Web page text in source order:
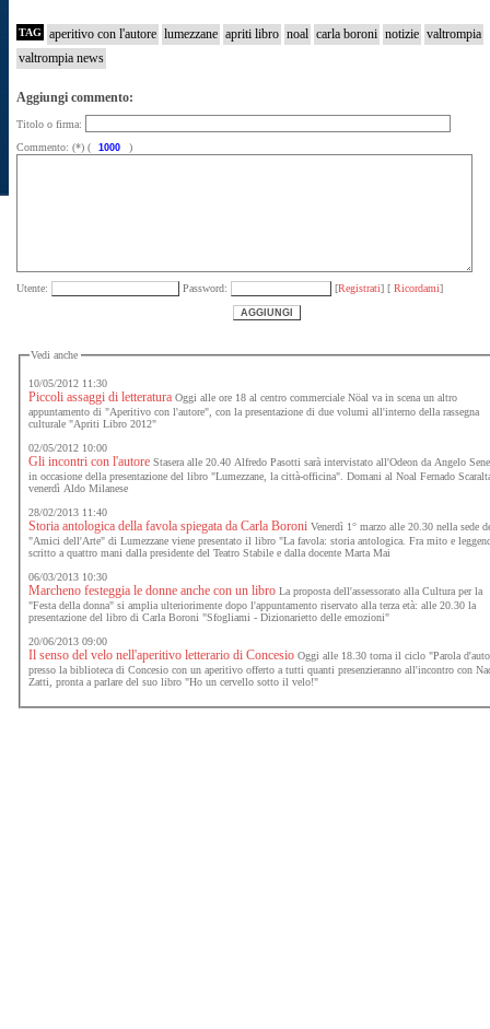
TAG aperitivo con l'autore lumezzane apriti libro noal carla boroni notizie valtrompia
valtrompia news
Aggiungi commento:
Titolo o firma:
Commento: (*) (
)
Utente: Password: [Registrati] [ Ricordami]
Vedi anche
10/05/2012 11:30
Piccoli assaggi di letteratura Oggi alle ore 18 al centro commerciale Nöal va in scena un altro
appuntamento di "Aperitivo con l'autore", con la presentazione di due volumi all'interno della rassegna
culturale "Apriti Libro 2012"
02/05/2012 10:00
Gli incontri con l'autore Stasera alle 20.40 Alfredo Pasotti sarà intervistato all'Odeon da Angelo
in occasione della presentazione del libro "Lumezzane, la città-officina". Domani al Noal Fernado
venerdì Aldo Milanese
28/02/2013 11:40
Storia antologica della favola spiegata da Carla Boroni Venerdì 1° marzo alle 20.30 nella sede
"Amici dell'Arte" di Lumezzane viene presentato il libro "La favola: storia antologica. Fra mito e
scritto a quattro mani dalla presidente del Teatro Stabile e dalla docente Marta Mai
06/03/2013 10:30
Marcheno festeggia le donne anche con un libro La proposta dell'assessorato alla Cultura per la
"Festa della donna" si amplia ulteriorimente dopo l'appuntamento riservato alla terza età: alle 20.30 la
presentazione del libro di Carla Boroni "Sfogliami - Dizionarietto delle emozioni"
20/06/2013 09:00
Il senso del velo nell'aperitivo letterario di Concesio Oggi alle 18.30 torna il ciclo "Parola
presso la biblioteca di Concesio con un aperitivo offerto a tutti quanti presenzieranno all'incontro con
Zatti, pronta a parlare del suo libro "Ho un cervello sotto il velo!"